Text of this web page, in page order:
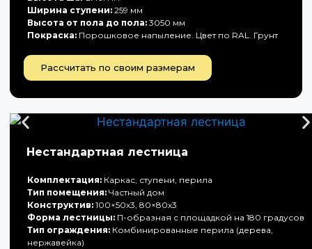
Ширина ступени: 259 мм
Высота от пола до пола: 3050 мм
Покраска: Порошковое напыление. Цвет по RAL. Грунт
Рассчитать по своим размерам
Нестандартная лестница
Комплектация: Каркас, ступени, перила
Тип помещения: Частный дом
Конструктив: 100×50х3, 80×80х3
Форма лестницы: П-образная с площадкой на 180 градусов
Тип ограждения: Комбинированные перила (дерева,
нержавейка)